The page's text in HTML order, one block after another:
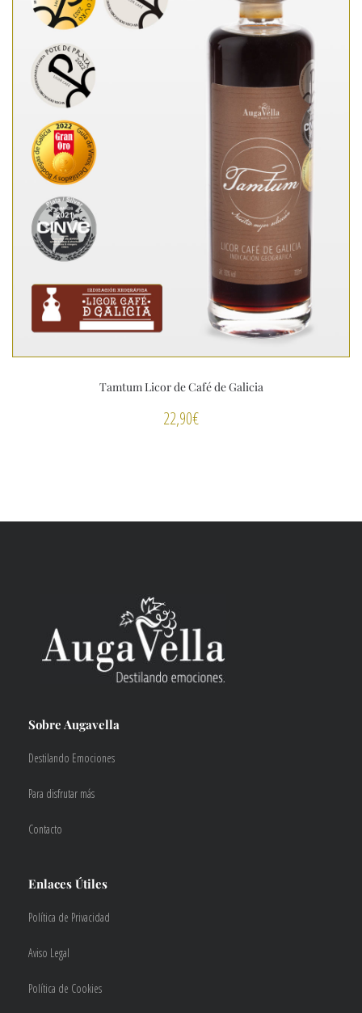
Tamtum Licor de Café de Galicia
22,90€
Sobre Augavella
Destilando Emociones
Para disfrutar más
Contacto
Enlaces Útiles
Política de Privacidad
Aviso Legal
Política de Cookies